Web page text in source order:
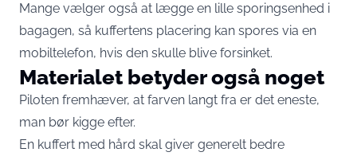
Mange vælger også at lægge en lille sporingsenhed i
bagagen, så kuffertens placering kan spores via en
mobiltelefon, hvis den skulle blive forsinket.
Materialet betyder også noget
Piloten fremhæver, at farven langt fra er det eneste,
man bør kigge efter.
En kuffert med hård skal giver generelt bedre